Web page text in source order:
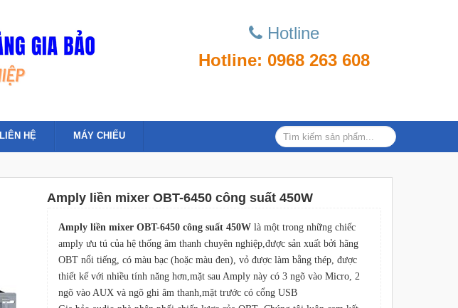
Hotline
Hotline: 0968 263 608
LIÊN HỆ MÁY CHIẾU
Amply liền mixer OBT-6450 công suất 450W
Amply liền mixer OBT-6450 công suất 450W là một trong những chiếc
amply ưu tú của hệ thống âm thanh chuyên nghiệp,được sản xuất bởi hãng
OBT nổi tiếng, có màu bạc (hoặc màu đen), vỏ được làm bằng thép, được
thiết kế với nhiều tính năng hơn,mặt sau Amply này có 3 ngõ vào Micro, 2
ngõ vào AUX và ngõ ghi âm thanh,mặt trước có cổng USB